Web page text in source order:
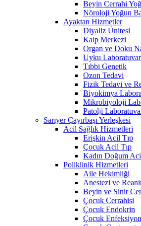
Beyin Cerrahi
Nöroloji Yoğun
Ayaktan Hizmetler
Diyaliz Ünitesi
Kalp Merkezi
Organ ve Doku
Uyku
Tıbbi Genetik
Ozon Tedavi
Fizik Tedavi ve
Biyokimya
Mikrobiyoloji
Patolji
Sarıyer Çayırbaşı Yerleşkesi
Acil Sağlık Hizmetleri
Erişkin Acil Tıp
Çocuk Acil Tıp
Kadın Doğum
Poliklinik Hizmetleri
Aile Hekimliği
Anestezi ve
Beyin ve Sinir
Çocuk Cerrahisi
Çocuk Endokrin
Çocuk Enfeksiyon